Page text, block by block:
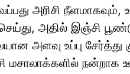
அரிசி நீளமாகவும்,
அதில் இஞ்சி
அளவு உப்பு
நன்றாக